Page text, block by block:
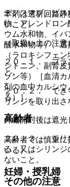
本剤は透析回路
いこと。
（取扱い上の注意
２０．１． プラ
と。
２０．２． でき
リンジを取り出さ
外箱開封後は遮光
２０．３． シリ
る、又はシリン
ないこと。
その他の注意
デノスマブ、ビ
物、アレンドロン
ウム水和物、イ
酸水和物等）、
（ラロキシフェ
シトニン、副腎
ゾン等）［血清
剤の血中カルシ
る）］。
高齢者
高齢者では慎重に
いる）。
妊婦・授乳婦